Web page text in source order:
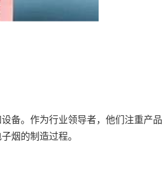
备。作为行业领导者，他们注重产品
烟的制造过程。